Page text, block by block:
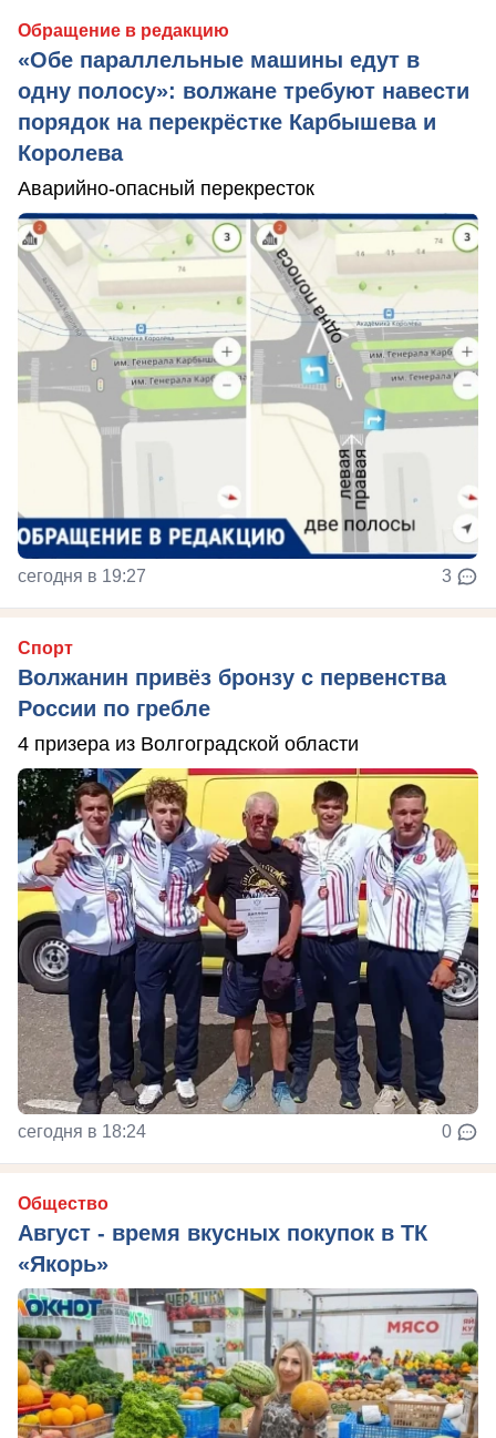
Обращение в редакцию
«Обе параллельные машины едут в
одну полосу»: волжане требуют навести
порядок на перекрёстке Карбышева и
Королева
Аварийно-опасный перекресток
сегодня в 19:27 3
Спорт
Волжанин привёз бронзу с первенства
России по гребле
4 призера из Волгоградской области
сегодня в 18:24 0
Общество
Август - время вкусных покупок в ТК
«Якорь»